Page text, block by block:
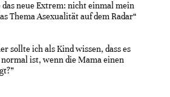
neue Extrem: nicht einmal mein
Thema Asexualität auf dem Radar“
sollte ich als Kind wissen, dass es
ist, wenn die Mama einen